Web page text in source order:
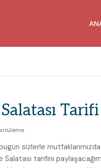
Tarifi
sizlerle
tarifini